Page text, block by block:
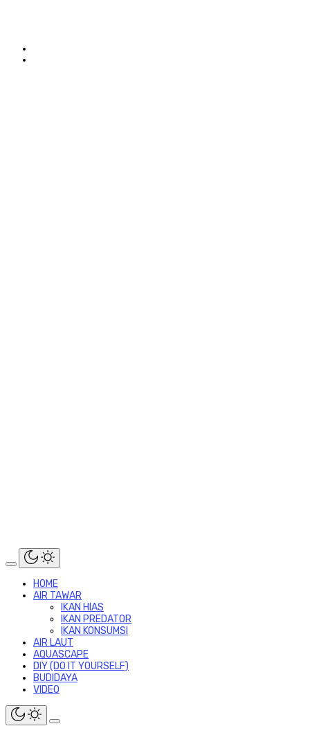
HOME
AIR TAWAR
IKAN HIAS
IKAN PREDATOR
IKAN KONSUMSI
AIR LAUT
AQUASCAPE
DIY (DO IT YOURSELF)
BUDIDAYA
VIDEO